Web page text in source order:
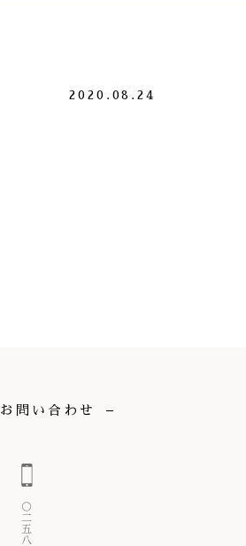
2020.08.24
お問い合わせ